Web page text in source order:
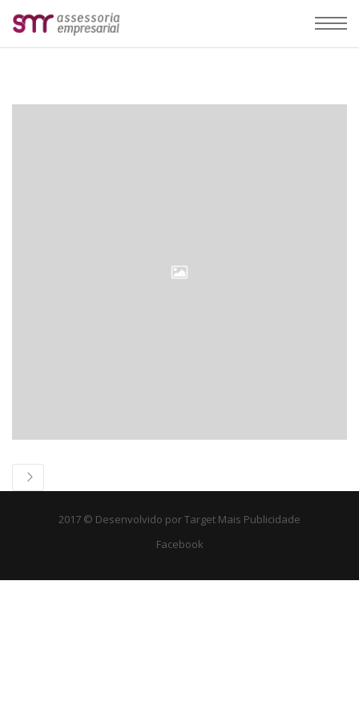
2017 © Desenvolvido porTarget Mais Publicidade
Facebook